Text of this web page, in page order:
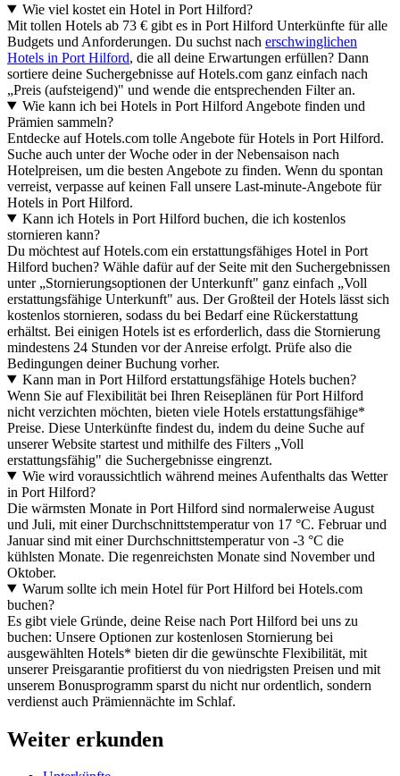
Wie viel kostet ein Hotel in Port Hilford?
Mit tollen Hotels ab 73 € gibt es in Port Hilford Unterkünfte für alle
Budgets und Anforderungen. Du suchst nach erschwinglichen
Hotels in Port Hilford, die all deine Erwartungen erfüllen? Dann
sortiere deine Suchergebnisse auf Hotels.com ganz einfach nach
„Preis (aufsteigend)" und wende die entsprechenden Filter an.
Wie kann ich bei Hotels in Port Hilford Angebote finden und
Prämien sammeln?
Entdecke auf Hotels.com tolle Angebote für Hotels in Port Hilford.
Suche auch unter der Woche oder in der Nebensaison nach
Hotelpreisen, um die besten Angebote zu finden. Wenn du spontan
verreist, verpasse auf keinen Fall unsere Last-minute-Angebote für
Hotels in Port Hilford.
Kann ich Hotels in Port Hilford buchen, die ich kostenlos
stornieren kann?
Du möchtest auf Hotels.com ein erstattungsfähiges Hotel in Port
Hilford buchen? Wähle dafür auf der Seite mit den Suchergebnissen
unter „Stornierungsoptionen der Unterkunft" ganz einfach „Voll
erstattungsfähige Unterkunft" aus. Der Großteil der Hotels lässt sich
kostenlos stornieren, sodass du bei Bedarf eine Rückerstattung
erhältst. Bei einigen Hotels ist es erforderlich, dass die Stornierung
mindestens 24 Stunden vor der Anreise erfolgt. Prüfe also die
Bedingungen deiner Buchung vorher.
Kann man in Port Hilford erstattungsfähige Hotels buchen?
Wenn Sie auf Flexibilität bei Ihren Reiseplänen für Port Hilford
nicht verzichten möchten, bieten viele Hotels erstattungsfähige*
Preise. Diese Unterkünfte findest du, indem du deine Suche auf
unserer Website startest und mithilfe des Filters „Voll
erstattungsfähig" die Suchergebnisse eingrenzt.
Wie wird voraussichtlich während meines Aufenthalts das Wetter
in Port Hilford?
Die wärmsten Monate in Port Hilford sind normalerweise August
und Juli, mit einer Durchschnittstemperatur von 17 °C. Februar und
Januar sind mit einer Durchschnittstemperatur von -3 °C die
kühlsten Monate. Die regenreichsten Monate sind November und
Oktober.
Warum sollte ich mein Hotel für Port Hilford bei Hotels.com
buchen?
Es gibt viele Gründe, deine Reise nach Port Hilford bei uns zu
buchen: Unsere Optionen zur kostenlosen Stornierung bei
ausgewählten Hotels* bieten dir die gewünschte Flexibilität, mit
unserer Preisgarantie profitierst du von niedrigsten Preisen und mit
unserem Bonusprogramm sparst du nicht nur ordentlich, sondern
verdienst auch Prämiennächte im Schlaf.
Weiter erkunden